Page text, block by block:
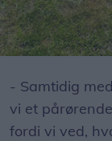
- Samtidig
vi et
fordi vi ved,